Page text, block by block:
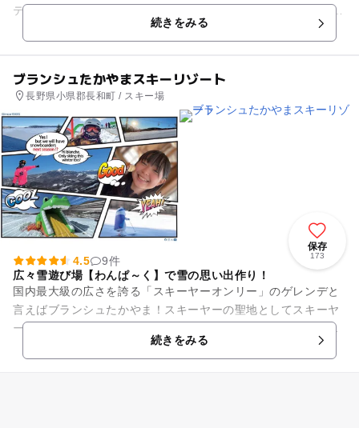
ティビティが満載の女神湖センター。 りんごソフトクリームが
続きをみる
ブランシュたかやまスキーリゾート
長野県小県郡長和町 / スキー場
保存
173
4.5
9件
広々雪遊び場【わんぱ～く】で雪の思い出作り！
国内最大級の広さを誇る「スキーヤーオンリー」のゲレンデと
言えばブランシュたかやま！スキーヤーの聖地としてスキーヤ
ーから絶大な支持を得てきたゲレンデも、いよいよ今シーズン
がスキーヤーオンリー最後の...続きをみる